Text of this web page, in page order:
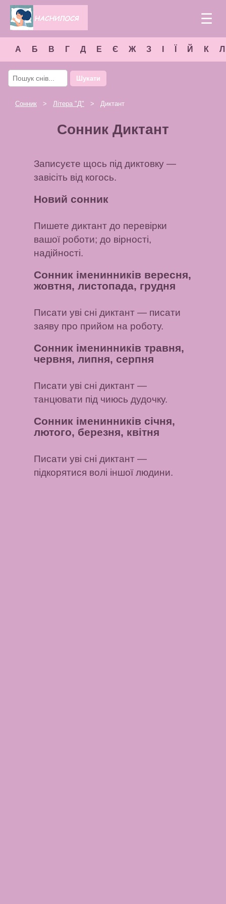
☰
А Б В Г Д Е Є Ж З Й К Л
Шукати
Сонник > Літера "Д" > Диктант
Сонник Диктант
Записуєте щось під диктовку —
завісіть від когось.
Новий сонник
Пишете диктант до перевірки
вашої роботи; до вірності,
надійності.
Сонник іменинників вересня,
жовтня, листопада, грудня
Писати уві сні диктант — писати
заяву про прийом на роботу.
Сонник іменинників травня,
червня, липня, серпня
Писати уві сні диктант —
танцювати під чиюсь дудочку.
Сонник іменинників січня,
лютого, березня, квітня
Писати уві сні диктант —
підкорятися волі іншої людини.